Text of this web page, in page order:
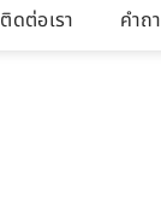
ติดต่อเรา คำถ